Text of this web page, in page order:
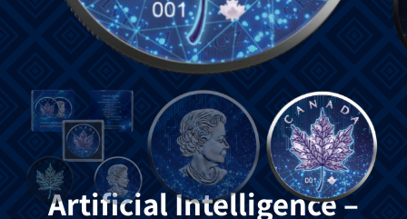
Artificial Intelligence –